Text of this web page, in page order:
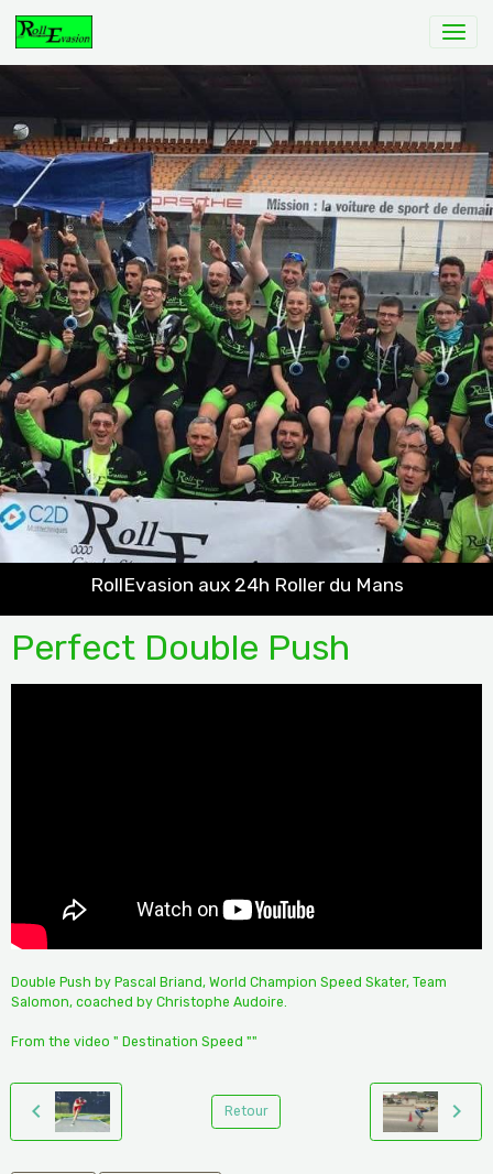
RollEvasion aux 24h Roller du Mans
Perfect Double Push
Double Push by Pascal Briand, World Champion Speed Skater, Team
Salomon, coached by Christophe Audoire.
From the video " Destination Speed ""
Retour